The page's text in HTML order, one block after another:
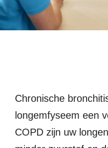
Introductie
Chronische
longemfyseem een
COPD zijn uw